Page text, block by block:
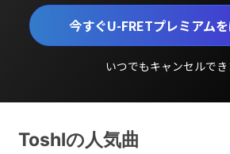
今すぐU-FRETプレミアム
いつでもキャンセルでき
Toshlの人気曲